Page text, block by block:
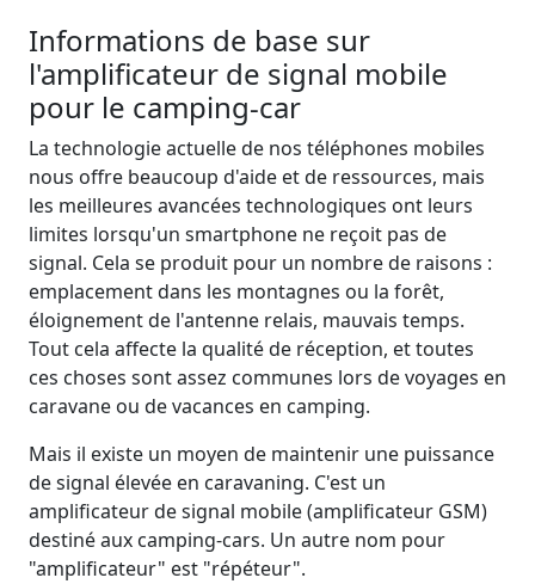
Informations de base sur
l'amplificateur de signal mobile
pour le camping-car
La technologie actuelle de nos téléphones mobiles
nous offre beaucoup d'aide et de ressources, mais
les meilleures avancées technologiques ont leurs
limites lorsqu'un smartphone ne reçoit pas de
signal. Cela se produit pour un nombre de raisons :
emplacement dans les montagnes ou la forêt,
éloignement de l'antenne relais, mauvais temps.
Tout cela affecte la qualité de réception, et toutes
ces choses sont assez communes lors de voyages en
caravane ou de vacances en camping.
Mais il existe un moyen de maintenir une puissance
de signal élevée en caravaning. C'est un
amplificateur de signal mobile (amplificateur GSM)
destiné aux camping-cars. Un autre nom pour
"amplificateur" est "répéteur".